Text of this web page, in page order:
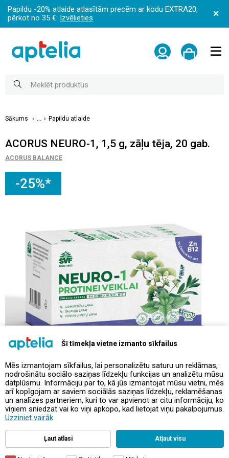
Šī tīmekļa vietne izmanto sīkfailus
Mēs izmantojam sīkfailus, lai personalizētu saturu un reklāmas,
nodrošinātu sociālo saziņas līdzekļu funkcijas un analizētu mūsu
datplūsmu. Informāciju par to, kā jūs izmantojat mūsu vietni, mēs
arī kopīgojam ar saviem sociālās saziņas līdzekļu, reklamēšanas
un analīzes partneriem, kuri to var apvienot ar citu informāciju, ko
viņiem sniedzat vai ko viņi apkopo, kad lietojat viņu pakalpojumus.
Uzziniet vairāk
Ļaut atlasi Atļaut visu
Papildu -20% atlaide atlasītām precēm ar kodu EXTRA20,
pērkot no 35 €: Izvēlieties
Sākums Papildu atlaide
ACORUS NEURO-1, 1,5 g, zāļu tēja, 20 gab.
ACORUS BALANCE
-25%*
Preces izskats var atšķirties no fotoattēlā redzamā.
Interneta veikala cena